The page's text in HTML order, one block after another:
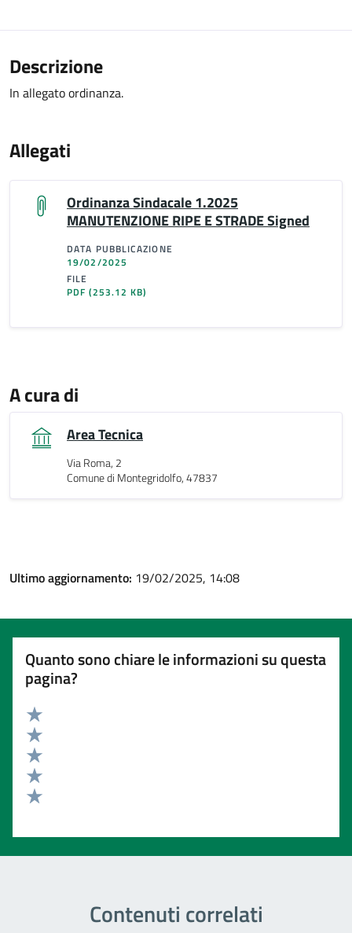
Descrizione
In allegato ordinanza.
Allegati
Ordinanza Sindacale 1.2025
MANUTENZIONE RIPE E STRADE Signed
DATA PUBBLICAZIONE
19/02/2025
FILE
PDF(253.12 KB)
A cura di
Area Tecnica
Via Roma, 2
Comune di Montegridolfo, 47837
Ultimo aggiornamento: 19/02/2025, 14:08
Quanto sono chiare le informazioni su questa
pagina?
Valuta 5 stelle su 5
Valuta 4 stelle su 5
Valuta 3 stelle su 5
Valuta 2 stelle su 5
Contenuti correlati